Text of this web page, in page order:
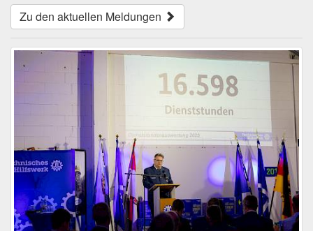
Zu den aktuellen Meldungen